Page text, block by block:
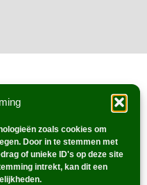
zoals cookies om
Door in te stemmen met
of unieke ID's op deze site
intrekt, kan dit een